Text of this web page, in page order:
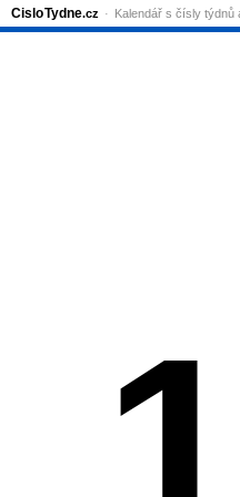
CisloTydne.cz Kalendář s čísly týdnů